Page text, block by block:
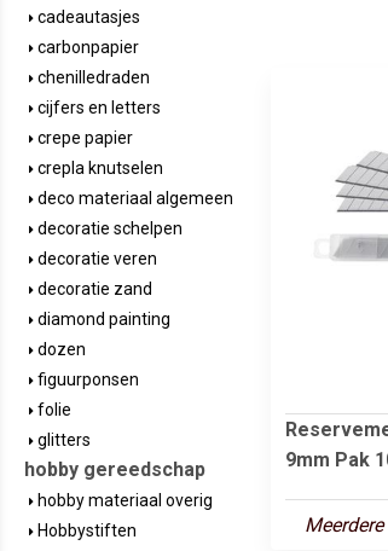
cadeautasjes
carbonpapier
chenilledraden
cijfers en letters
crepe papier
crepla knutselen
deco materiaal algemeen
decoratie schelpen
decoratie veren
decoratie zand
diamond painting
dozen
figuurponsen
folie
glitters
hobby gereedschap
hobby materiaal overig
Hobbystiften
9mm Pak